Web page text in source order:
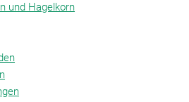
und Hagelkorn